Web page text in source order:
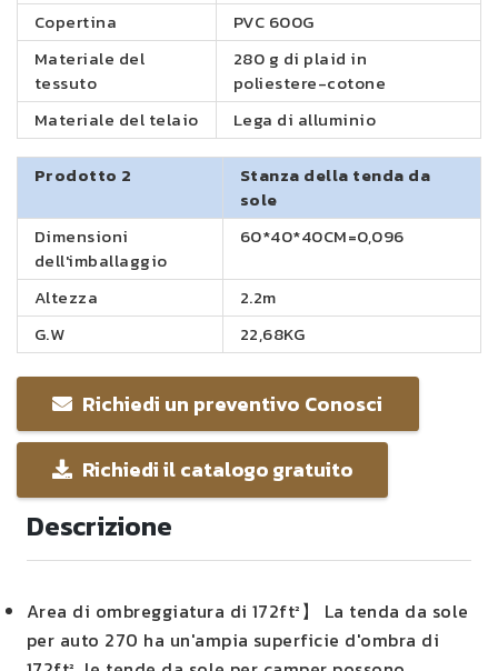
Copertina
PVC 600G
Materiale del
tessuto
280 g di plaid in
poliestere-cotone
Materiale del telaio
Lega di alluminio
Prodotto 2
Stanza della tenda da
sole
Dimensioni
dell'imballaggio
60*40*40CM=0,096
Altezza
2.2m
G.W
22,68KG
Richiedi un preventivo Conosci
Richiedi il catalogo gratuito
Descrizione
Area di ombreggiatura di 172ft²】 La tenda da sole
per auto 270 ha un'ampia superficie d'ombra di